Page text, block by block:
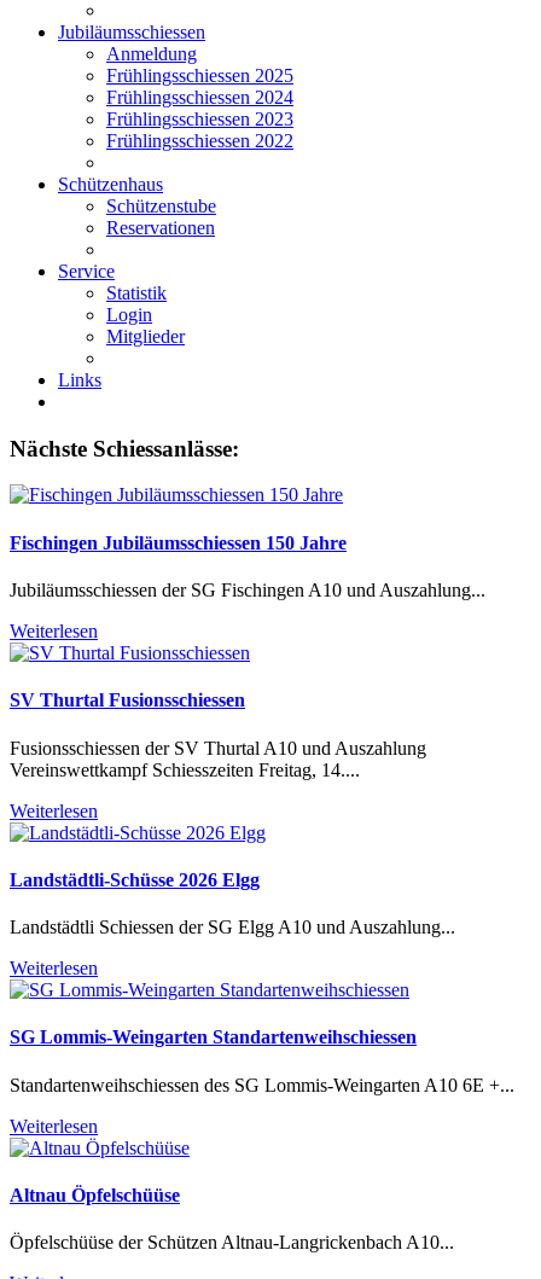
Jubiläumsschiessen
Anmeldung
Frühlingsschiessen 2025
Frühlingsschiessen 2024
Frühlingsschiessen 2023
Frühlingsschiessen 2022
Schützenhaus
Schützenstube
Reservationen
Service
Statistik
Login
Mitglieder
Links
Nächste Schiessanlässe:
Fischingen Jubiläumsschiessen 150 Jahre
Jubiläumsschiessen der SG Fischingen A10 und Auszahlung...
Weiterlesen
SV Thurtal Fusionsschiessen
Fusionsschiessen der SV Thurtal A10 und Auszahlung
Vereinswettkampf Schiesszeiten Freitag, 14....
Weiterlesen
Landstädtli-Schüsse 2026 Elgg
Landstädtli Schiessen der SG Elgg A10 und Auszahlung...
Weiterlesen
SG Lommis-Weingarten Standartenweihschiessen
Standartenweihschiessen des SG Lommis-Weingarten A10 6E +...
Weiterlesen
Altnau Öpfelschüüse
Öpfelschüüse der Schützen Altnau-Langrickenbach A10...